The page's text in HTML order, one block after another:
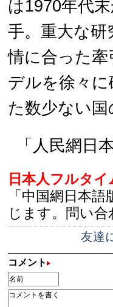
は1970年代
手。重大な研
情に合った
デルを徐々
た数少ない
「人民網日
日本人フルタ
「中国網日本
じます。問い
友達
コメント